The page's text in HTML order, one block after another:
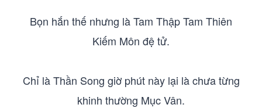
Bọn hắn thế nhưng là Tam Thập Tam Thiên
Kiếm Môn đệ tử.
Chỉ là Thần Song giờ phút này lại là chưa từng
khinh thường Mục Vân.